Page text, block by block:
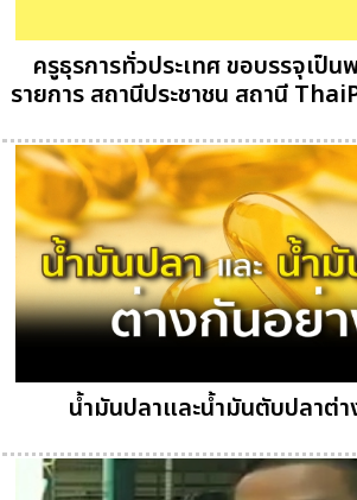
ครูธุรการทั่วประเทศ ขอบรรจุเป็น
รายการ สถานีประชาชน สถานี
น้ำมันปลาและน้ำมันตับปลาต่า